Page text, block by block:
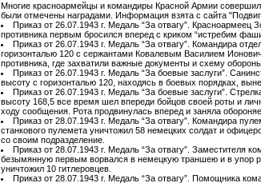
Многие красноармейцы и командиры Красной Армии
были отмечены наградами. Информация взята с сайта
Приказ от 26.07.1943 г. Медаль “За отвагу”.
противника первым бросился вперед с криком “истребим
Приказ от 26.07.1943 г. Медаль “За отвагу”. Командира
горизонталью 120 с сержантами Ковалевым Василием
противника, где захватили важные документы и схему
Приказ от 26.07.1943 г. Медаль “За боевые заслуги”.
высоту с горизонталью 120, находясь в боевых порядках,
Приказ от 26.07.1943 г. Медаль “За боевые заслуги”.
высоту 168,5 все время шел впереди бойцов своей роты и
ходу сообщения. Рота продвинулась вперед и заняла
Приказ от 28.07.1943 г. Медаль “За отвагу”. Командира
станкового пулемета уничтожил 58 немецких солдат и
со своим подразделение.
Приказ от 28.07.1943 г. Медаль “За отвагу”. Заместителя
безымянную первым ворвался в немецкую траншею и в упор
уничтожил 10 гитлеровцев.
Приказ от 28.07.1943 г. Медаль “За отвагу”. Помощника